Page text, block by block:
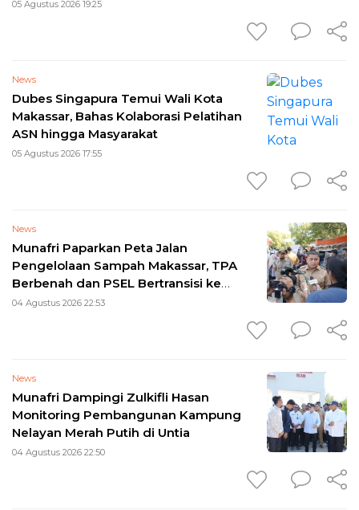
05 Agustus 2026 19:25
News
Dubes Singapura Temui Wali Kota
Makassar, Bahas Kolaborasi Pelatihan
ASN hingga Masyarakat
05 Agustus 2026 17:55
News
Munafri Paparkan Peta Jalan
Pengelolaan Sampah Makassar, TPA
Berbenah dan PSEL Bertransisi ke
Perpres 109
04 Agustus 2026 22:53
News
Munafri Dampingi Zulkifli Hasan
Monitoring Pembangunan Kampung
Nelayan Merah Putih di Untia
04 Agustus 2026 22:50